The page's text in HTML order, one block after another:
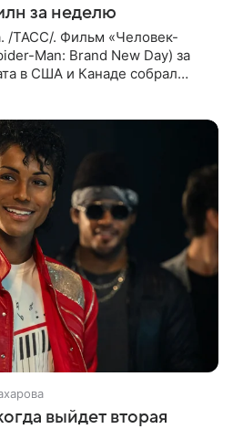
за неделю
/ТАСС/. Фильм «Человек-
Man: Brand New Day) за
в США и Канаде собрал
выйдет вторая